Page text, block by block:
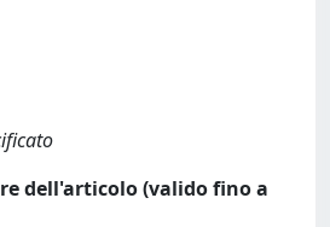
dell'articolo (valido fino a